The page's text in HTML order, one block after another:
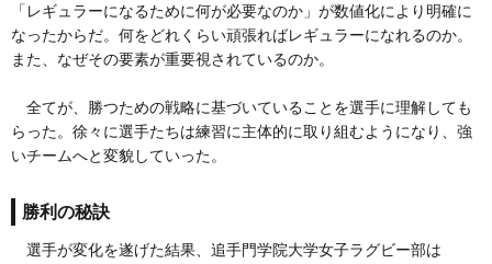
「レギュラーになるために何が必要なのか」が数値化により明確に
なったからだ。何をどれくらい頑張ればレギュラーになれるのか。
また、なぜその要素が重要視されているのか。
全てが、勝つための戦略に基づいていることを選手に理解しても
らった。徐々に選手たちは練習に主体的に取り組むようになり、強
いチームへと変貌していった。
勝利の秘訣
選手が変化を遂げた結果、追手門学院大学女子ラグビー部は